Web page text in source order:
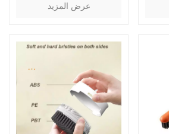
عرض المزيد